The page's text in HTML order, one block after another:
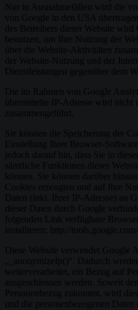
Nur in Ausnahmefällen wird die
von Google in den USA
des Betreibers dieser Website wird
benutzen, um Ihre Nutzung der
über die Website-Aktivitäten
der Website-Nutzung und der
Dienstleistungen gegenüber dem
Die im Rahmen von Google
übermittelte IP-Adresse wird
zusammengeführt.
Sie können die Speicherung der
Einstellung Ihrer Browser-
jedoch darauf hin, dass Sie in
sämtliche Funktionen dieser
können. Sie können darüber
Cookies erzeugten und auf Ihre
Daten (inkl. Ihrer IP-Adresse) an
dieser Daten durch Google
folgenden Link verfügbare
installieren: http://
Diese Website verwendet Google
„_anonymizeIp()“. Dadurch
weiterverarbeitet, ein Bezug auf
ausgeschlossen werden. Soweit
Personenbezug zukommt, wird
und die personenbezogenen